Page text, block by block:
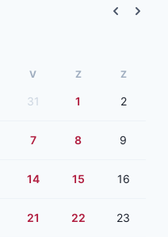
V Z Z
31 1 2
7 8 9
14 15 16
21 22 23